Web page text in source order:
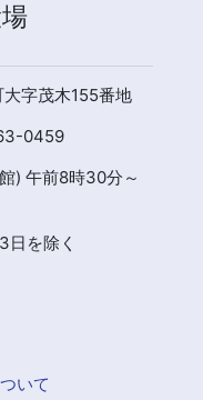
字茂木155番地
0459
) 午前8時30分～
日を除く
いて